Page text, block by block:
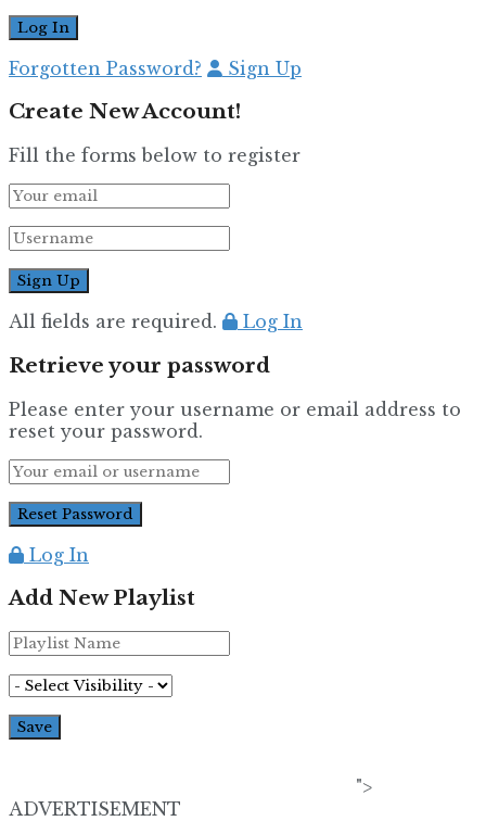
Forgotten Password? Sign Up
Create New Account!
Fill the forms below to register
All fields are required. Log In
Retrieve your password
Please enter your username or email address to
reset your password.
Log In
Add New Playlist
">
ADVERTISEMENT